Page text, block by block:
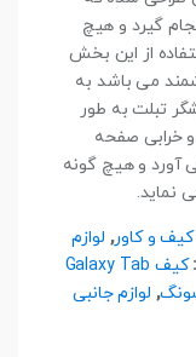
گیرد و هیچ
از این بخش
می باشد به
تبلت به طور
خرابی صفحه
آورد و هیچ گونه
نماید.
کیف و کاور, لوازم
کیف Galaxy Tab
, لوازم جانبی